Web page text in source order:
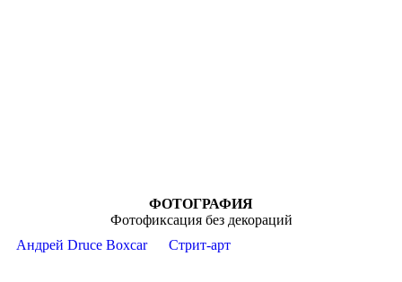
ФОТОГРАФИЯ
Фотофиксация без декораций
Андрей Druce Boxcar
Стрит-арт